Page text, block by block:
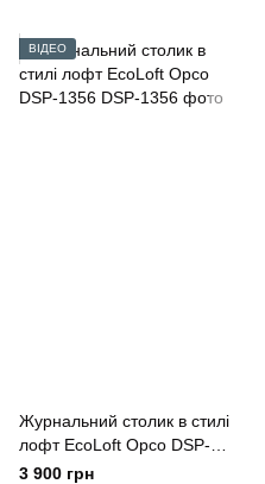
ВІДЕО
Журнальний столик в стилі
лофт EcoLoft Орсо DSP-
1356
3 900 грн